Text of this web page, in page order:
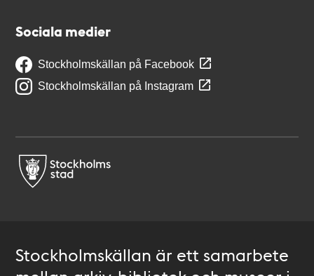
Sociala medier
Stockholmskällan på Facebook
Stockholmskällan på Instagram
Stockholmskällan är ett samarbete